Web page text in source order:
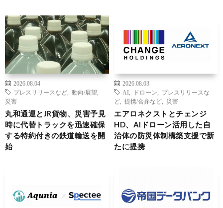
2026.08.04
プレスリリースなど
動向/展望
災害
丸和通運とJR貨物、災害予見
時に代替トラックを迅速確保
する特約付きの鉄道輸送を開
始
2026.08.03
AI
ドローン
プレスリリースな
ど
提携/合弁など 災害
エアロネクストとチェンジ
HD、AIドローン活用した自
治体の防災体制構築支援で新
たに提携